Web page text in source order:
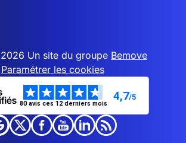
Un site du groupe Bemove
Paramétrer les cookies
80 avis ces 12 derniers mois
4,7/5